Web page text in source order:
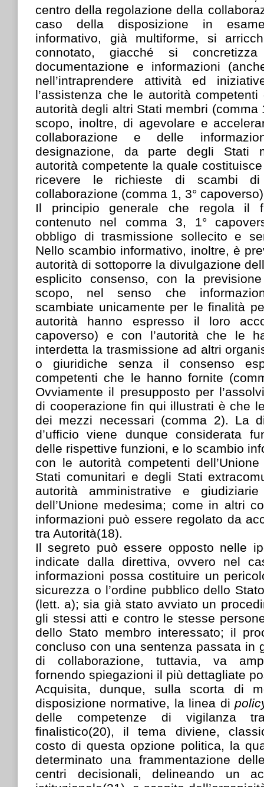
centro della regolazione della
caso della disposizione in
informativo, già multiforme, si
connotato, giacché si
documentazione e informazioni
nell’intraprendere attività ed
l’assistenza che le autorità
autorità degli altri Stati membri (comma
scopo, inoltre, di agevolare e
collaborazione e delle
designazione, da parte degli Stati
autorità competente la quale
ricevere le richieste di scambi
collaborazione (comma 1, 3°
Il principio generale che regola il
contenuto nel comma 3, 1°
obbligo di trasmissione sollecito e
Nello scambio informativo, inoltre, è
autorità di sottoporre la divulgazione
esplicito consenso, con la
scopo, nel senso che
scambiate unicamente per le finalità
autorità hanno espresso il loro
capoverso) e con l’autorità che le
interdetta la trasmissione ad altri
o giuridiche senza il consenso
competenti che le hanno fornite
Ovviamente il presupposto per
di cooperazione fin qui illustrati è che
dei mezzi necessari (comma 2). La
d’ufficio viene dunque considerata
delle rispettive funzioni, e lo scambio
con le autorità competenti
Stati comunitari e degli Stati
autorità amministrative e
dell’Unione medesima; come in altri
informazioni può essere regolato da
tra Autorità(18).
Il segreto può essere opposto nelle
indicate dalla direttiva, ovvero nel
informazioni possa costituire un
sicurezza o l’ordine pubblico dello
(lett. a); sia già stato avviato un
gli stessi atti e contro le stesse
dello Stato membro interessato; il
concluso con una sentenza passata in
di collaborazione, tuttavia, va
fornendo spiegazioni il più dettagliate
Acquisita, dunque, sulla scorta di
disposizione normative, la linea di
delle competenze di vigilanza
finalistico(20), il tema diviene,
costo di questa opzione politica, la
determinato una frammentazione
centri decisionali, delineando un